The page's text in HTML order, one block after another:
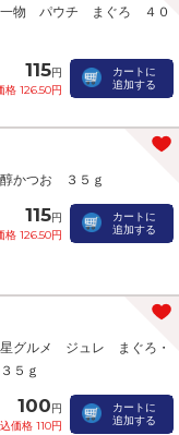
一物 パウチ まぐろ ４０
115円
格 126.50円
カートに
追加する
かつお ３５ｇ
115円
格 126.50円
カートに
追加する
星グルメ ジュレ まぐろ・
５ｇ
100円
価格 110円
カートに
追加する